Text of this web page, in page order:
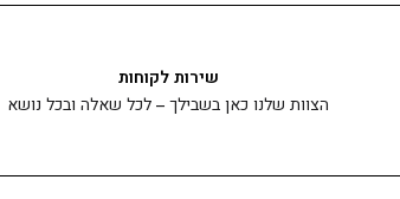
שירות לקוחות
הצוות שלנו כאן בשבילך – לכל שאלה ובכל נושא